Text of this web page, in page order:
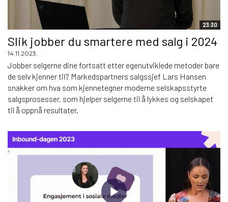
23:30
Slik jobber du smartere med salg i 2024
14.11.2023.
Jobber selgerne dine fortsatt etter egenutviklede metoder bare
de selv kjenner til? Markedspartners salgssjef Lars Hansen
snakker om hva som kjennetegner moderne selskapsstyrte
salgsprosesser, som hjelper selgerne til å lykkes og selskapet
til å oppnå resultater.